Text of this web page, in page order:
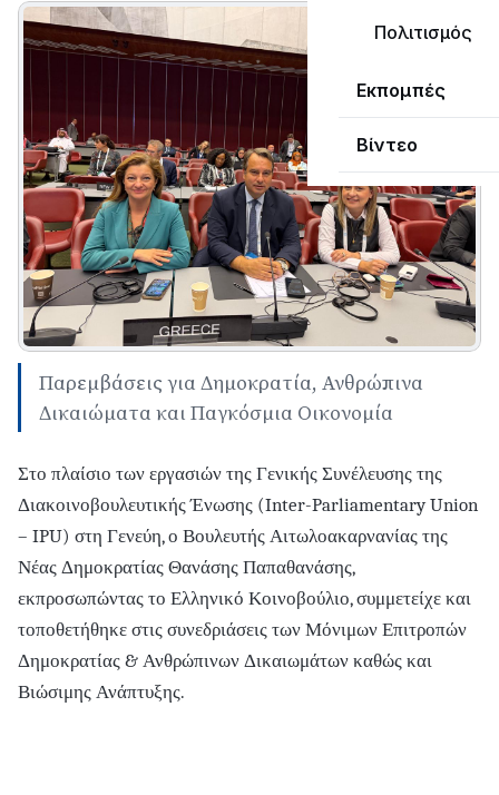
Πολιτισμός
Εκπομπές
Βίντεο
Παρεμβάσεις για Δημοκρατία, Ανθρώπινα
Δικαιώματα και Παγκόσμια Οικονομία
Στο πλαίσιο των εργασιών της Γενικής Συνέλευσης της
Διακοινοβουλευτικής Ένωσης (Inter-Parliamentary Union
– IPU) στη Γενεύη, ο Βουλευτής Αιτωλοακαρνανίας της
Νέας Δημοκρατίας Θανάσης Παπαθανάσης,
εκπροσωπώντας το Ελληνικό Κοινοβούλιο, συμμετείχε και
τοποθετήθηκε στις συνεδριάσεις των Μόνιμων Επιτροπών
Δημοκρατίας & Ανθρώπινων Δικαιωμάτων καθώς και
Βιώσιμης Ανάπτυξης.